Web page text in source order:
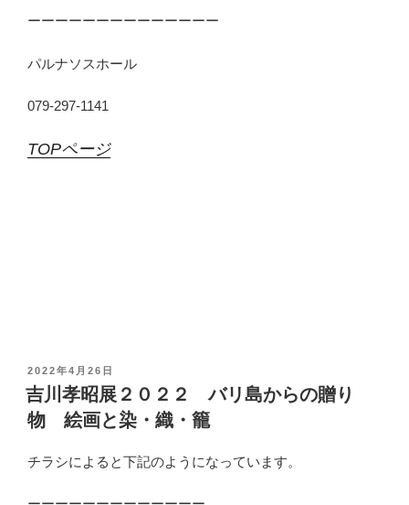
ーーーーーーーーーーーーーー
パルナソスホール
079-297-1141
TOPページ
投
稿
日
:
2022年4月26日
吉川孝昭展２０２２ バリ島からの贈り
物 絵画と染・織・籠
チラシによると下記のようになっています。